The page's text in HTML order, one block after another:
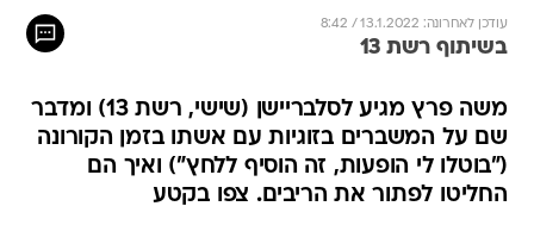
עודכן לאחרונה: 13.1.2022 / 8:42
בשיתוף רשת 13
משה פרץ מגיע לסלבריישן (שישי, רשת 13) ומדבר
שם על המשברים בזוגיות עם אשתו בזמן הקורונה
("בוטלו לי הופעות, זה הוסיף ללחץ") ואיך הם
החליטו לפתור את הריבים. צפו בקטע